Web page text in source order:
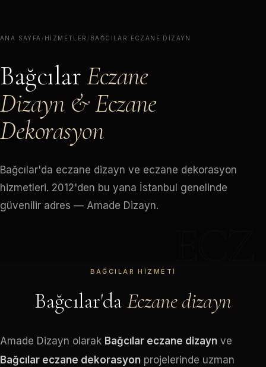
ANA SAYFA / HIZMETLER / BAĞCILAR ECZANE DIZAYN
BağcılarEczane
Dizayn & Eczane
Dekorasyon
Bağcılar'da eczane dizayn ve eczane dekorasyon
hizmetleri. 2012'den bu yana İstanbul genelinde
güvenilir adres — Amade Dizayn.
BAĞCILAR HIZMETI
Bağcılar'daEczane dizayn
Amade Dizayn olarak Bağcılar eczane dizayn ve
Bağcılar eczane dekorasyon projelerinde uzman